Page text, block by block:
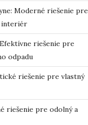
Moderné riešenie pre
interiér
riešenie pre
odpadu
riešenie pre vlastný
riešenie pre odolný a